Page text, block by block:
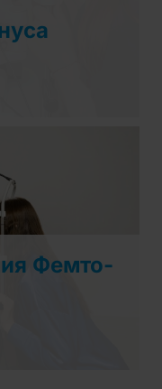
Фемто-